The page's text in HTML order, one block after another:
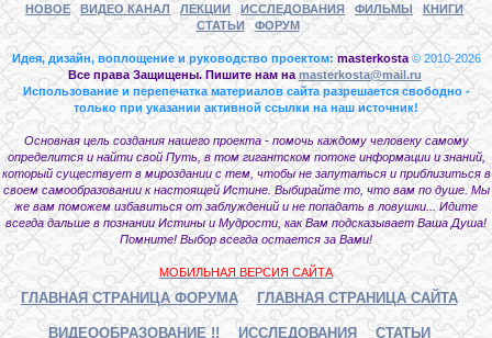
НОВОЕ
ВИДЕО КАНАЛ ЛЕКЦИИ ИССЛЕДОВАНИЯ ФИЛЬМЫ
КНИГИ
СТАТЬИ
ФОРУМ
Идея, дизайн, воплощение и руководство проектом: masterkosta © 2010-2026
Все права Защищены. Пишите нам на masterkosta@mail.ru
Использование и перепечатка материалов сайта разрешается свободно -
только при указании активной ссылки на наш источник!
Основная цель создания нашего проекта - помочь каждому человеку самому
определится и найти свой Путь, в том гигантском потоке информации и знаний,
который существует в мироздании с тем, чтобы не запутаться и приблизиться в
своем самообразовании к настоящей Истине. Выбирайте то, что вам по душе. Мы
же вам поможем избавиться от заблуждений и не попадать в ловушки... Идите
всегда дальше в познании Истины и Мудрости, как Вам подсказывает Ваша Душа!
Помните! Выбор всегда остается за Вами!
МОБИЛЬНАЯ ВЕРСИЯ САЙТА
ГЛАВНАЯ СТРАНИЦА ФОРУМА ГЛАВНАЯ СТРАНИЦА САЙТА
ВИДЕООБРАЗОВАНИЕ !! ИССЛЕДОВАНИЯ СТАТЬИ